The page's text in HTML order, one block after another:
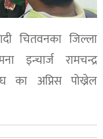
चितवनका जिल्ला
इन्चार्ज रामचन्द्र
का अप्निस पोख्रेल